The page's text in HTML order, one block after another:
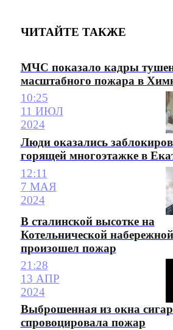
ЧИТАЙТЕ ТАКЖЕ
МЧС показало кадры
масштабного пожара в
10:25
11 ИЮЛ
2024
Люди оказались
горящей многоэтажке в
12:11
7 МАЯ
2024
В сталинской высотке на
Котельнической
произошел пожар
21:28
13 АПР
2024
Выброшенная из окна
спровоцировала пожар